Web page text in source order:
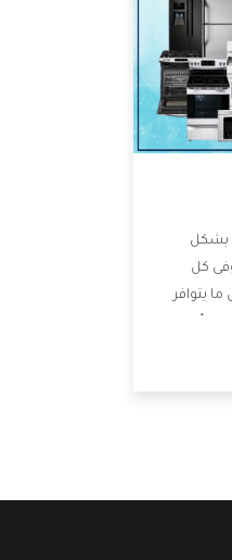
بشكل
كل
يتوافر
أقوى